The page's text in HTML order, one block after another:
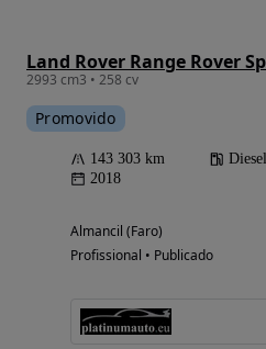
Land Rover Range Rover
2993 cm3 • 258 cv
Promovido
143 303 km Diesel
2018
Almancil (Faro)
Profissional • Publicado